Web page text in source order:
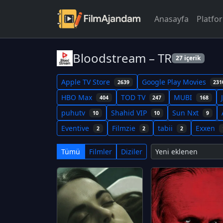
Anasayfa
Bloodstream – TR 27 içerik
Apple TV Store 2639 Google Play Movies
HBO Max 404 TOD TV 247 MUBI 168
puhutv
10 Shahid VIP 10 Sun Nxt 9
Eventive
2 Filmzie 2 tabii 2 Exxen
Tümü Filmler Diziler